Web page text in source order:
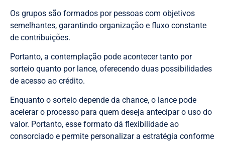
Os grupos são formados por pessoas com objetivos
semelhantes, garantindo organização e fluxo constante
de contribuições.
Portanto, a contemplação pode acontecer tanto por
sorteio quanto por lance, oferecendo duas possibilidades
de acesso ao crédito.
Enquanto o sorteio depende da chance, o lance pode
acelerar o processo para quem deseja antecipar o uso do
valor. Portanto, esse formato dá flexibilidade ao
consorciado e permite personalizar a estratégia conforme